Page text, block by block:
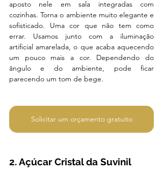
aposto nele em sala integradas com
cozinhas. Torna o ambiente muito elegante e
sofisticado. Uma cor que não tem como
errar. Usamos junto com a iluminação
artificial amarelada, o que acaba aquecendo
um pouco mais a cor. Dependendo do
ângulo e do ambiente, pode ficar
parecendo um tom de bege.
Solicitar um orçamento gratuito
2. Açúcar Cristal da Suvinil